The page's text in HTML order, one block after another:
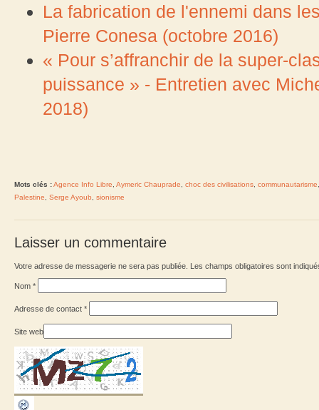
La fabrication de l'ennemi dans
Pierre Conesa (octobre 2016)
« Pour s’affranchir de la super-
puissance » - Entretien avec
2018)
Mots clés :Agence Info Libre Aymeric Chauprade choc des civilisations communautarisme
Palestine
Serge Ayoub sionisme
Laisser un commentaire
Votre adresse de messagerie ne sera pas publiée. Les champs obligatoires sont
Nom *
Adresse de contact *
Site web